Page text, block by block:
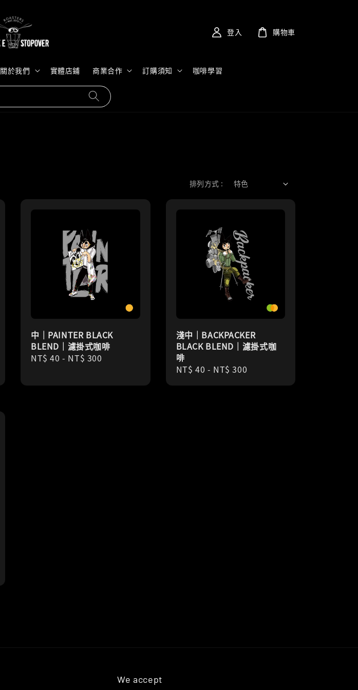
關於我們 實體店鋪 商業合作 訂購須知 咖啡學習
登入 購物車
排列方式 :
中｜PAINTER BLACK
BLEND｜濾掛式咖啡
Regular
NT$ 40 - NT$ 300
淺中｜BACKPACKER
BLACK BLEND｜濾掛式咖
啡
Regular
NT$ 40 - NT$ 300
We accept